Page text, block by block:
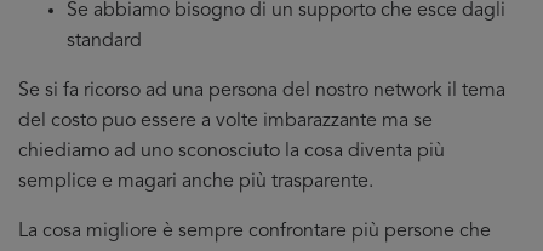
Se abbiamo bisogno di un supporto che esce dagli
standard
Se si fa ricorso ad una persona del nostro network il tema
del costo puo essere a volte imbarazzante ma se
chiediamo ad uno sconosciuto la cosa diventa più
semplice e magari anche più trasparente.
La cosa migliore è sempre confrontare più persone che